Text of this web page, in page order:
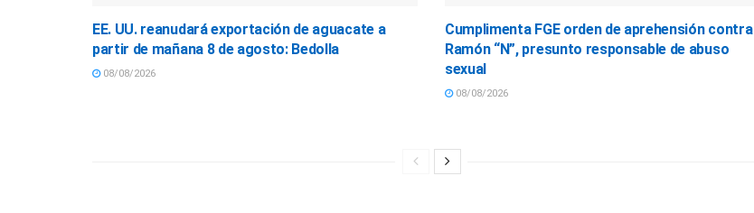
EE. UU. reanudará exportación de aguacate a
partir de mañana 8 de agosto: Bedolla
08/08/2026
Cumplimenta FGE orden de aprehensión contra
Ramón “N”, presunto responsable de abuso
sexual
08/08/2026